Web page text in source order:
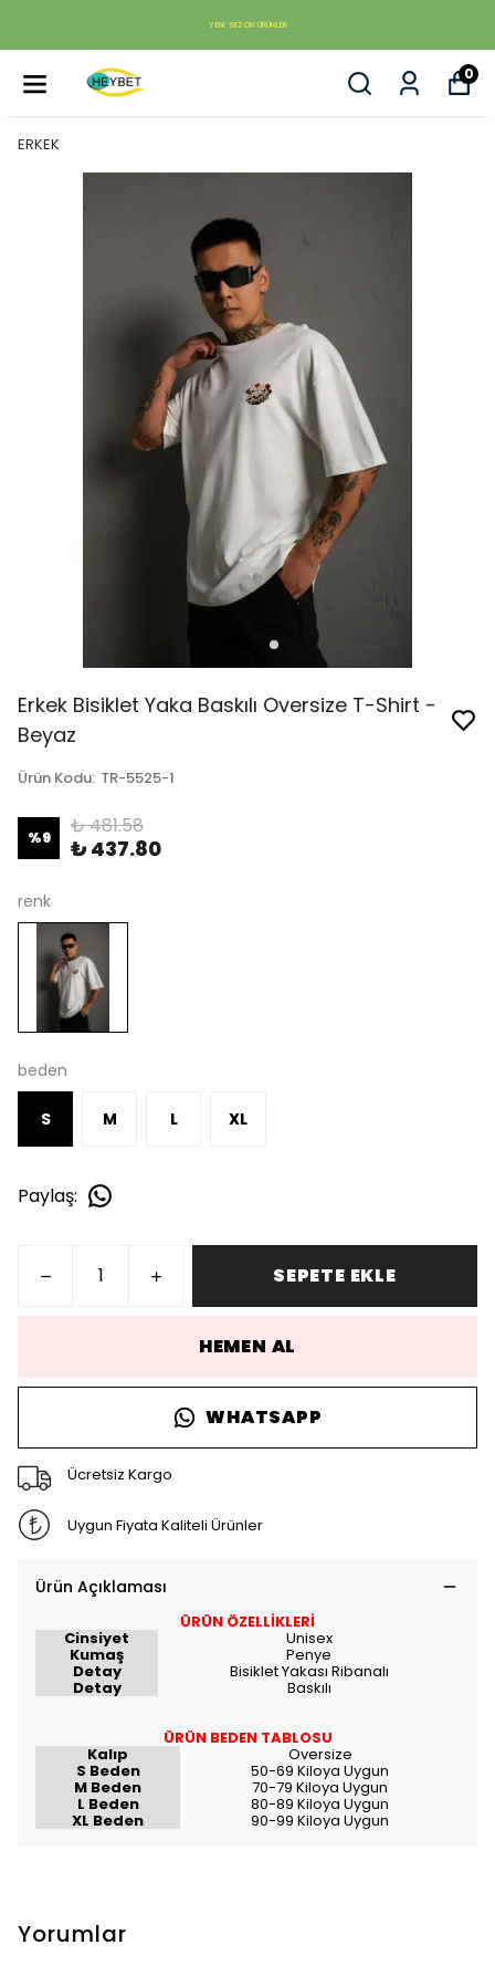
YENI SEZON ÜRÜNLER
0
ERKEK
Erkek Bisiklet Yaka Baskılı Oversize T-Shirt -
Beyaz
Ürün Kodu: TR-5525-1
%9 ₺ 481.58
₺ 437.80
renk
beden
S M L XL
Paylaş:
SEPETE EKLE
HEMEN AL
WHATSAPP
Ücretsiz Kargo
Uygun Fiyata Kaliteli Ürünler
Ürün Açıklaması
ÜRÜN ÖZELLİKLERİ
Cinsiyet Unisex
Kumaş Penye
Detay Bisiklet Yakası Ribanalı
Detay Baskılı
ÜRÜN BEDEN TABLOSU
Kalıp Oversize
S Beden 50-69 Kiloya Uygun
M Beden 70-79 Kiloya Uygun
L Beden 80-89 Kiloya Uygun
XL Beden 90-99 Kiloya Uygun
Yorumlar